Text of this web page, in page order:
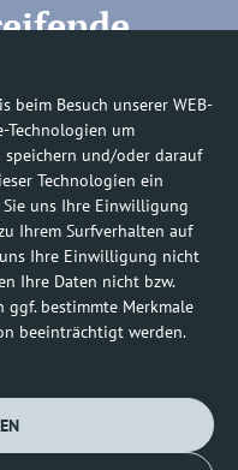
beim Besuch unserer WEB-
Technologien um
und/oder darauf
Technologien ein
uns Ihre Einwilligung
Ihrem Surfverhalten auf
Ihre Einwilligung nicht
Ihre Daten nicht bzw.
bestimmte Merkmale
beeinträchtigt werden.